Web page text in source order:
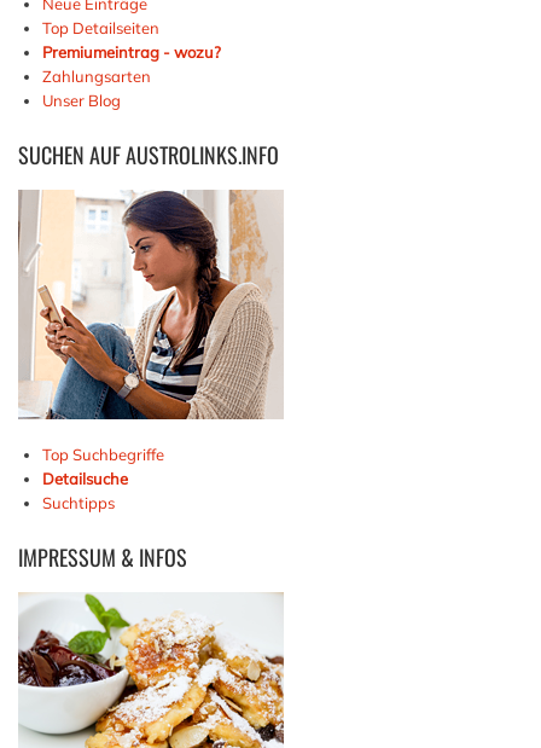
Top Detailseiten
Premiumeintrag - wozu?
Zahlungsarten
Unser Blog
SUCHENAUF AUSTROLINKS.INFO
Top Suchbegriffe
Detailsuche
Suchtipps
IMPRESSUM & INFOS